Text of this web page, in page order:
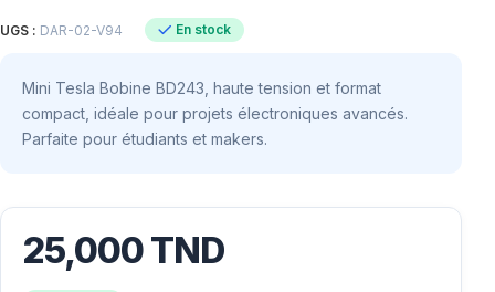
UGS : DAR-02-V94 En stock
Mini Tesla Bobine BD243, haute tension et format
compact, idéale pour projets électroniques avancés.
Parfaite pour étudiants et makers.
25,000TND